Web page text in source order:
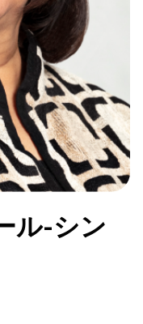
ル-シン